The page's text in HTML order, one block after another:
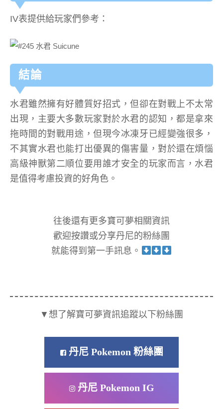
IV表提供給玩家們參考：
結論
水君雖然擁有好體質好招式，但卻在對戰上不太常
出現，主要大多數玩家對於水君的認知，都是拿來
拖時間的對戰用途，但現今冰凍牙已經變強很多，
不其實水君也能打出優異的傷害量，對於還在煩惱
高級神獸第二順位要用誰才安全的玩家而言，水君
是值得考慮投資的好角色。
往後還有更多寶可夢相關資訊
歡迎按讚或分享丹尼的粉絲團
就能得到第一手訊息。
▼想了解寶可夢資訊追蹤以下粉絲團
丹尼 Pokemon 粉絲團
丹尼 Pokemon IG